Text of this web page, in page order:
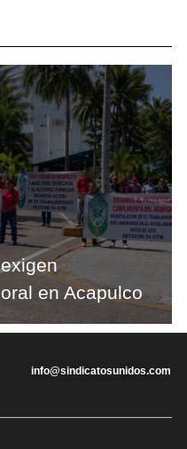
en Acapulco
info@sindicatosunidos.com